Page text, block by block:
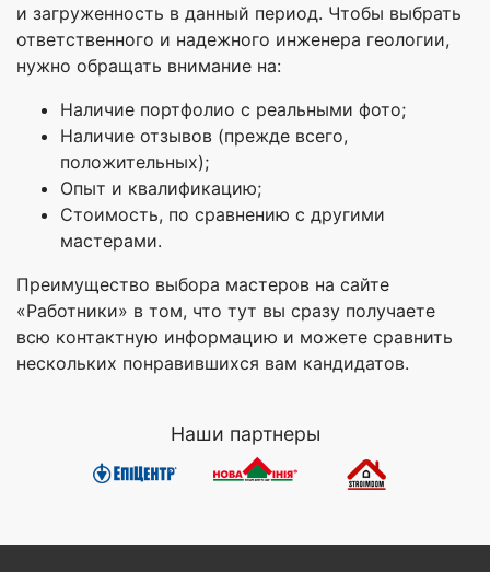
и загруженность в данный период. Чтобы выбрать
ответственного и надежного инженера геологии,
нужно обращать внимание на:
Наличие портфолио с реальными фото;
Наличие отзывов (прежде всего,
положительных);
Опыт и квалификацию;
Стоимость, по сравнению с другими
мастерами.
Преимущество выбора мастеров на сайте
«Работники» в том, что тут вы сразу получаете
всю контактную информацию и можете сравнить
нескольких понравившихся вам кандидатов.
Наши партнеры